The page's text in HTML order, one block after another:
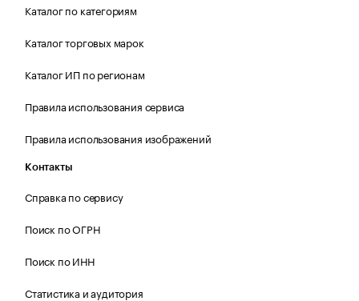
Каталог по категориям
Каталог торговых марок
Каталог ИП по регионам
Правила использования сервиса
Правила использования изображений
Контакты
Справка по сервису
Поиск по ОГРН
Поиск по ИНН
Статистика и аудитория